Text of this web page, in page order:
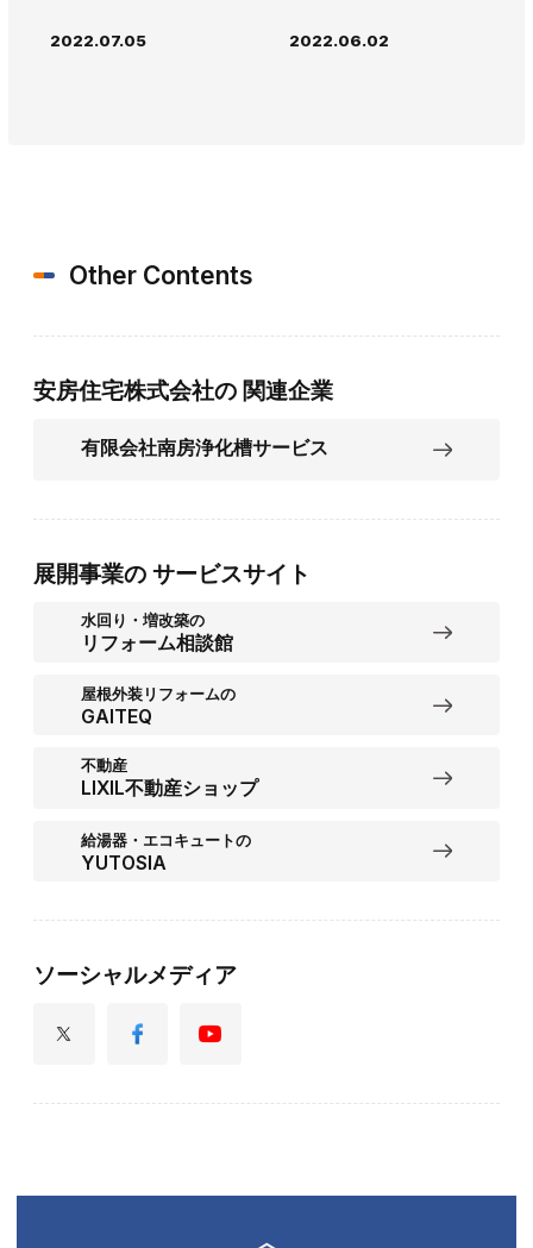
2022.07.05 2022.06.02
Other Contents
安房住宅株式会社の 関連企業
有限会社南房浄化槽サービス
展開事業の サービスサイト
水回り・増改築の
リフォーム相談館
屋根外装リフォームの
GAITEQ
不動産
LIXIL不動産ショップ
給湯器・エコキュートの
YUTOSIA
ソーシャルメディア